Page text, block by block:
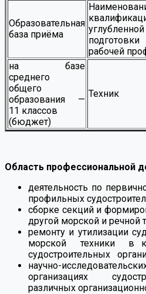
Образовательная
база приёма
углубленной
рабочей
на базе
среднего
общего
образования —
11 классов
(бюджет)
Техник
Область профессиональной
деятельность по
профильных
сборке секций и
другой морской и речной
ремонту и утилизации
морской техники в
судостроительных
научно-
организациях
различных